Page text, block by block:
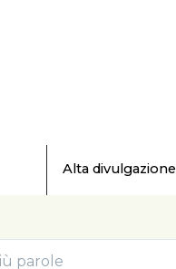
Alta divulgazione